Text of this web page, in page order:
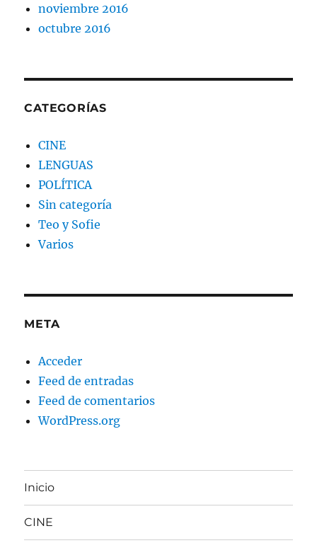
noviembre 2016
octubre 2016
CATEGORÍAS
CINE
LENGUAS
POLÍTICA
Sin categoría
Teo y Sofie
Varios
META
Acceder
Feed de entradas
Feed de comentarios
WordPress.org
Inicio
CINE